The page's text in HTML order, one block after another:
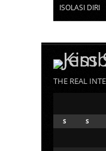
ISOLASI DIRI
THE REAL
S S